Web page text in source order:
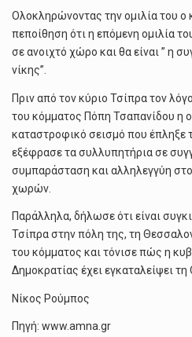
Ολοκληρώνοντας την ομιλία του ο
πεποίθηση ότι η επόμενη ομιλία
σε ανοιχτό χώρο και θα είναι ” η
νίκης”.
Πριν από τον κύριο Τσίπρα τον
του κόμματος Πόπη Τσαπανίδου η
καταστροφικό σεισμό που έπληξε
εξέφρασε τα συλλυπητήρια σε
συμπαράσταση και αλληλεγγύη
χωρών.
Παράλληλα, δήλωσε ότι είναι
Τσίπρα στην πόλη της, τη
του κόμματος και τόνισε πώς η
Δημοκρατίας έχει εγκαταλείψει
Νίκος Ρούμπος
Πηγή: www.amna.gr